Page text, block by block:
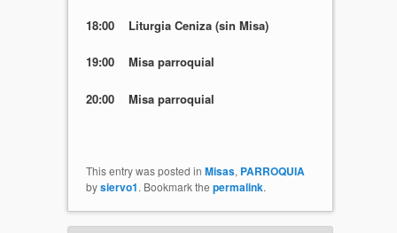
18:00 Liturgia Ceniza (sin Misa)
19:00 Misa parroquial
20:00 Misa parroquial
This entry was posted in Misas, PARROQUIA
bysiervo1. Bookmark the permalink.